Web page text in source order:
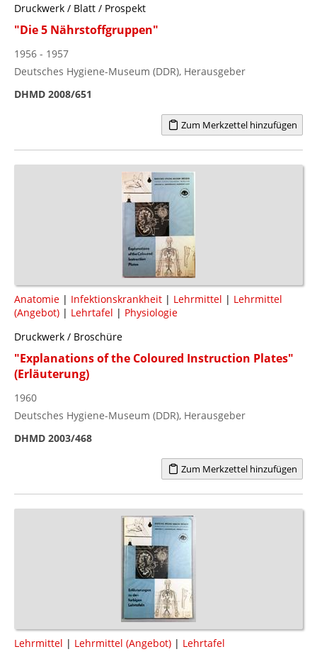
Druckwerk / Blatt / Prospekt
"Die 5 Nährstoffgruppen"
1956 - 1957
Deutsches Hygiene-Museum (DDR), Herausgeber
DHMD 2008/651
Zum Merkzettel hinzufügen
Anatomie | Infektionskrankheit | Lehrmittel | Lehrmittel
(Angebot) | Lehrtafel | Physiologie
Druckwerk / Broschüre
"Explanations of the Coloured Instruction Plates"
(Erläuterung)
1960
Deutsches Hygiene-Museum (DDR), Herausgeber
DHMD 2003/468
Zum Merkzettel hinzufügen
Lehrmittel | Lehrmittel (Angebot) | Lehrtafel